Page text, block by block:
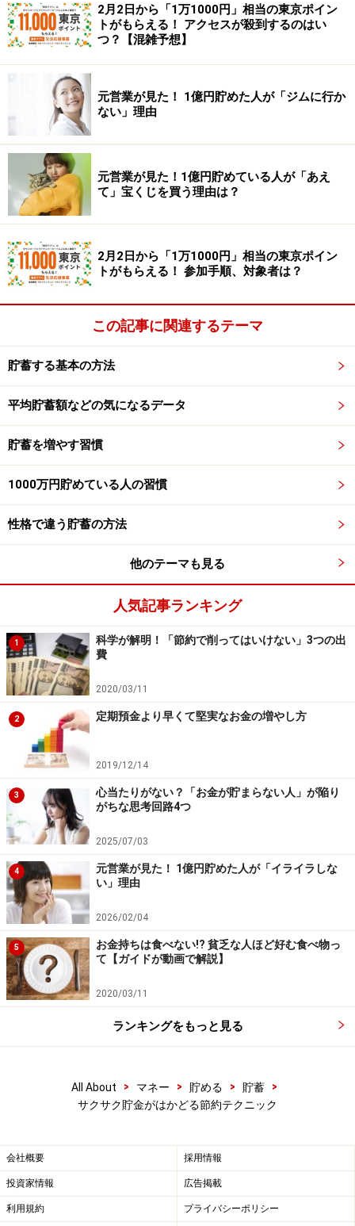
金払いの場合はすぐに使うことができますが、銀行振込
の場合は使う前に「お金を下ろす」一手間がかかり、ハ
「お金を使うハードルの高さ」は無駄遣いの多さとも直
結します。手元に何万円もお金がある人は現金での買い
物で浪費しがちになるでしょうし、決済用口座にお金が
たくさんある人は、カードでの買い物で浪費しがちにな
ると考えられます。
る、カードで支払うことが多い人は貯蓄用口座にお金を
移しておく、という対応を取ることで、無駄遣いの多く
我が家もそうなのですが、稼いだお金をどんどん貯蓄用
の口座（iDeCoや証券口座など）に移して行って、当座
用資金の口座は「ギリギリ生きていける」くらいにして
います。すると、投資資金は結構増えているんですが、
も当座資金でやりくりしようと工夫するんですよね。
「ない」なら「ない」で、結構なんとかできるモンで
まとめると、「簡単に使えるところにお金を置かない」
「お金を引き出すのに心理的ハードルが高いところに蓄
えておく」ようにすれば、節約もはかどるかと思いま
す。まだ試していない方は、ぜひ、やってみてはいかが
でしょうか。
※記事内容は執筆時点のものです。最新の内容をご確認くださ
い。
本記事の内容は一般的な情報提供を目的としており、特定の金融
商品や投資行動を推奨するものではありません。
投資や資産運用に関する最終的なご判断はご自身の責任において
行ってください。
掲載情報の正確性・完全性については十分に配慮しております
が、その内容を保証するものではなく、これに基づく損失・損害
などについて当社は一切の責任を負いません。
最新の情報や詳細については、必ず各金融機関やサービス提供者
の公式情報をご確認ください。
【編集部からのお知らせ】
・「家計」について、アンケート（2026/8/31まで）を実施
中です！
※抽選で20名にAmazonギフト券1000円分プレゼント
※謝礼付きの限定アンケートやモニター企画に参加が可能に
なります
2月2日から「1万1000円」相当の東京ポイン
トがもらえる！ アクセスが殺到するのはい
つ？【混雑予想】
元営業が見た！ 1億円貯めた人が「ジムに行か
ない」理由
元営業が見た！1億円貯めている人が「あえ
て」宝くじを買う理由は？
2月2日から「1万1000円」相当の東京ポイン
トがもらえる！ 参加手順、対象者は？
この記事に関連するテーマ
貯蓄する基本の方法
平均貯蓄額などの気になるデータ
貯蓄を増やす習慣
1000万円貯めている人の習慣
性格で違う貯蓄の方法
他のテーマも見る
人気記事ランキング
1
科学が解明！「節約で削ってはいけない」3つの出
費
2020/03/11
2 定期預金より早くて堅実なお金の増やし方
2019/12/14
3
心当たりがない？「お金が貯まらない人」が陥り
がちな思考回路4つ
2025/07/03
4
元営業が見た！ 1億円貯めた人が「イライラしな
い」理由
2026/02/04
5
お金持ちは食べない!? 貧乏な人ほど好む食べ物っ
て【ガイドが動画で解説】
2020/03/11
ランキングをもっと見る
All About > マネー > 貯める > 貯蓄
>
サクサク貯金がはかどる節約テクニック
会社概要 採用情報
投資家情報 広告掲載
利用規約 プライバシーポリシー